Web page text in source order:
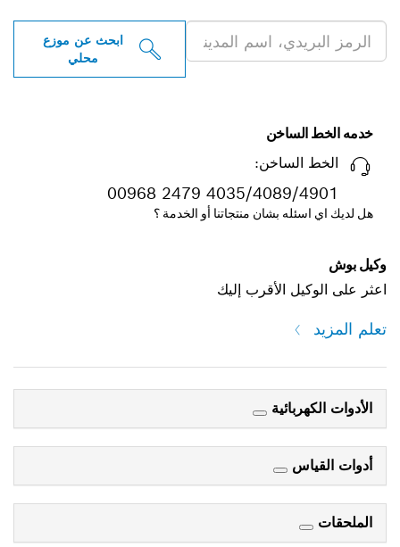
ابحث عن موزع
محلي
خدمه الخط الساخن
الخط الساخن:
00968 2479 4035/4089/4901
هل لديك اي اسئله بشان منتجاتنا أو الخدمة ؟
وكيل بوش
اعثر على الوكيل الأقرب إليك
تعلم المزيد
الأدوات الكهربائية
أدوات القياس
الملحقات